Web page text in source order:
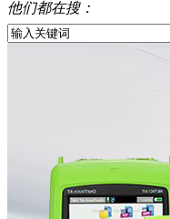
他们都在搜：